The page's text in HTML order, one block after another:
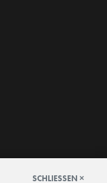
SCHLIESSEN ×